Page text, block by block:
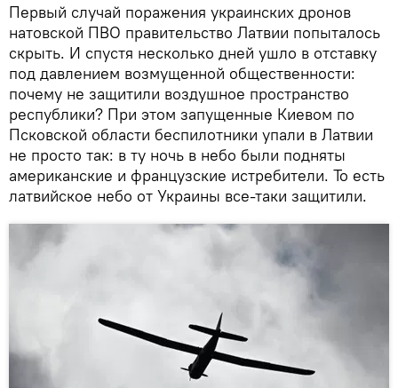
Первый случай поражения украинских дронов
натовской ПВО правительство Латвии попыталось
скрыть. И спустя несколько дней ушло в отставку
под давлением возмущенной общественности:
почему не защитили воздушное пространство
республики? При этом запущенные Киевом по
Псковской области беспилотники упали в Латвии
не просто так: в ту ночь в небо были подняты
американские и французские истребители. То есть
латвийское небо от Украины все-таки защитили.